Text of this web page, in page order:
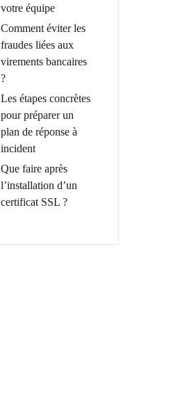
votre équipe
Comment éviter les
fraudes liées aux
virements bancaires
?
Les étapes concrètes
pour préparer un
plan de réponse à
incident
Que faire après
l’installation d’un
certificat SSL ?